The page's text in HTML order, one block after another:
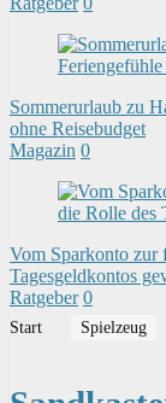
Sommerurlaub zu
ohne Reisebudget
Magazin 0
Vom Sparkonto zur
Tagesgeldkontos
Ratgeber 0
Start Spielzeug